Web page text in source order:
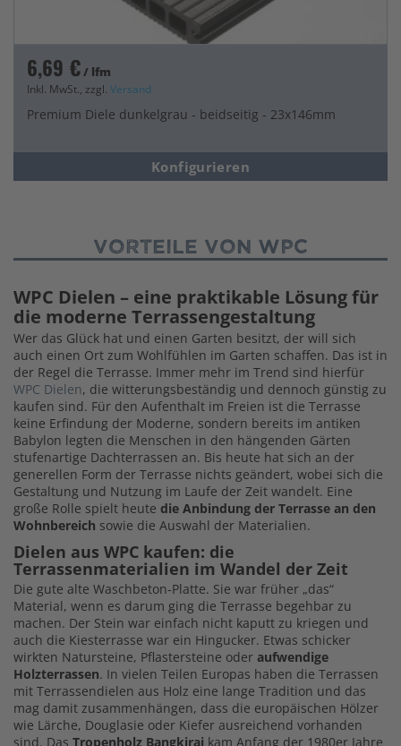
6,69 €/ lfm
Inkl. MwSt., zzgl. Versand
Premium Diele dunkelgrau - beidseitig - 23x146mm
Konfigurieren
Vorteile von WPC
WPC Dielen – eine praktikable Lösung für
die moderne Terrassengestaltung
Wer das Glück hat und einen Garten besitzt, der will sich
auch einen Ort zum Wohlfühlen im Garten schaffen. Das ist in
der Regel die Terrasse. Immer mehr im Trend sind hierfür
WPC Dielen, die witterungsbeständig und dennoch günstig zu
kaufen sind. Für den Aufenthalt im Freien ist die Terrasse
keine Erfindung der Moderne, sondern bereits im antiken
Babylon legten die Menschen in den hängenden Gärten
stufenartige Dachterrassen an. Bis heute hat sich an der
generellen Form der Terrasse nichts geändert, wobei sich die
Gestaltung und Nutzung im Laufe der Zeit wandelt. Eine
große Rolle spielt heute die Anbindung der Terrasse an den
Wohnbereich sowie die Auswahl der Materialien.
Dielen aus WPC kaufen: die
Terrassenmaterialien im Wandel der Zeit
Die gute alte Waschbeton-Platte. Sie war früher „das“
Material, wenn es darum ging die Terrasse begehbar zu
machen. Der Stein war einfach nicht kaputt zu kriegen und
auch die Kiesterrasse war ein Hingucker. Etwas schicker
wirkten Natursteine, Pflastersteine oder aufwendige
Holzterrassen. In vielen Teilen Europas haben die Terrassen
mit Terrassendielen aus Holz eine lange Tradition und das
mag damit zusammenhängen, dass die europäischen Hölzer
wie Lärche, Douglasie oder Kiefer ausreichend vorhanden
sind. Das Tropenholz Bangkirai kam Anfang der 1980er Jahre